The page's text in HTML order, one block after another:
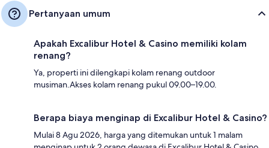
Pertanyaan umum
Apakah Excalibur Hotel & Casino memiliki kolam
renang?
Ya, properti ini dilengkapi kolam renang outdoor
musiman.Akses kolam renang pukul 09.00–19.00.
Berapa biaya menginap di Excalibur Hotel & Casino?
Mulai 8 Agu 2026, harga yang ditemukan untuk 1 malam